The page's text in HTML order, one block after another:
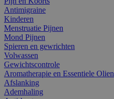
Antimigraine
Kinderen
Menstruatie Pijnen
Mond Pijnen
Spieren en gewrichten
Volwassen
Gewichtscontrole
Aromatherapie en Essentiele Olien
Afslanking
Ademhaling